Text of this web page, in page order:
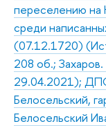
переселению на
среди
(07.12.1720)
208 об.;
29.04.2021);
Белосельский,
Белосельский